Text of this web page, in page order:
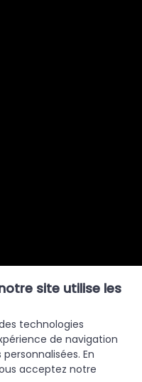
site utilise les
technologies
de navigation
En
acceptez notre